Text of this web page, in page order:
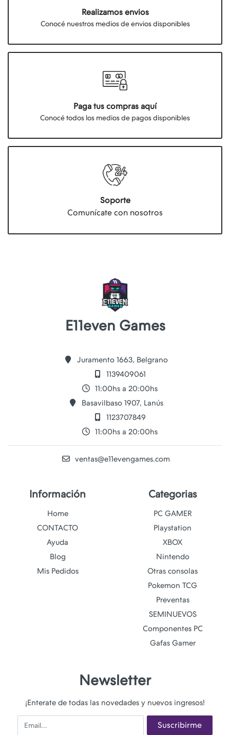
Realizamos envios
Conocé nuestros medios de envios disponibles
Paga tus compras aquí
Conocé todos los medios de pagos disponibles
Soporte
Comunícate con nosotros
E11even Games
Juramento 1663, Belgrano
1139409061
11:00hs a 20:00hs
Basavilbaso 1907, Lanús
1123707849
11:00hs a 20:00hs
ventas@e11evengames.com
Información
Home
CONTACTO
Ayuda
Blog
Mis Pedidos
Categorias
PC GAMER
Playstation
XBOX
Nintendo
Otras consolas
Pokemon TCG
Preventas
SEMINUEVOS
Componentes PC
Gafas Gamer
Newsletter
¡Enterate de todas las novedades y nuevos ingresos!
Email Suscribirme